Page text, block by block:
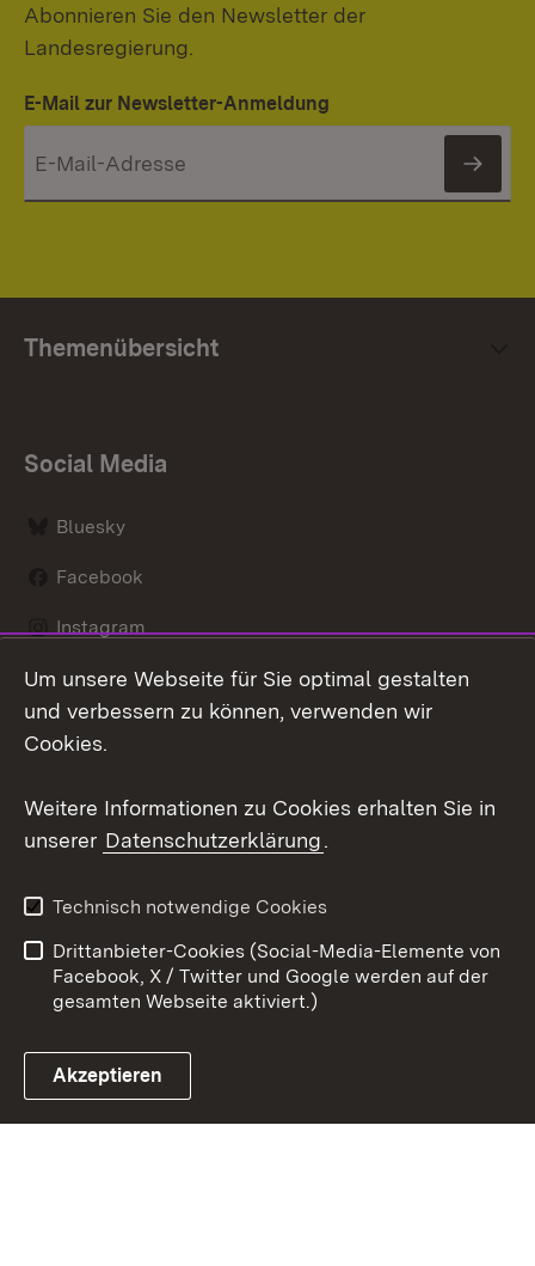
Abonnieren Sie den Newsletter der
Landesregierung.
E-Mail zur Newsletter-Anmeldung
Themenübersicht
Social Media
Bluesky
Facebook
Instagram
LinkedIn
Link zum Landesportal
Datenschutz
Barrierefreiheit
Impressum
Cookies
Um unsere Webseite für Sie optimal gestalten
und verbessern zu können, verwenden wir
Cookies.
Weitere Informationen zu Cookies erhalten Sie in
unserer Datenschutzerklärung.
Technisch notwendige Cookies
Drittanbieter-Cookies (Social-Media-Elemente von
Facebook, X / Twitter und Google werden auf der
gesamten Webseite aktiviert.)
Akzeptieren